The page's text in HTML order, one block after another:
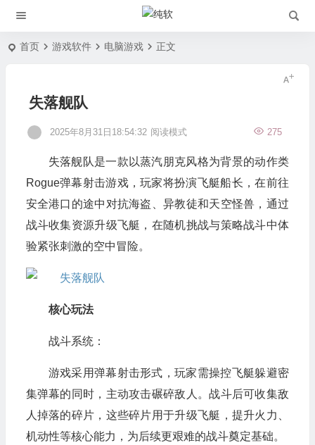
首页 游戏软件 电脑游戏 正文
失落舰队
2025年8月31日18:54:32 275
阅读模式
失落舰队是一款以蒸汽朋克风格为背景的动作类
Rogue弹幕射击游戏，玩家将扮演飞艇船长，在前往
安全港口的途中对抗海盗、异教徒和天空怪兽，通过
战斗收集资源升级飞艇，在随机挑战与策略战斗中体
验紧张刺激的空中冒险。
核心玩法
战斗系统：
游戏采用弹幕射击形式，玩家需操控飞艇躲避密
集弹幕的同时，主动攻击碾碎敌人。战斗后可收集敌
人掉落的碎片，这些碎片用于升级飞艇，提升火力、
机动性等核心能力，为后续更艰难的战斗奠定基础。